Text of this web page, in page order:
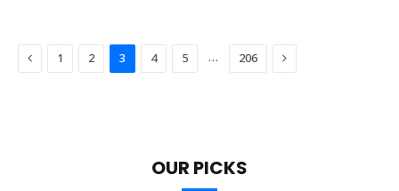
Previous
1 2 3 4 5 … 206 Next
OUR PICKS